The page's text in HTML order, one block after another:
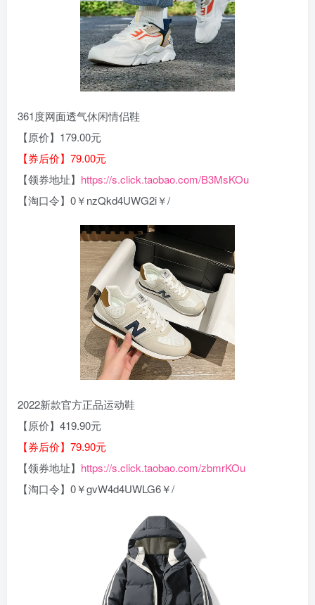
361度网面透气休闲情侣鞋
【原价】179.00元
【券后价】79.00元
【领券地址】 https://s.click.taobao.com/B3MsKOu
【淘口令】0￥nzQkd4UWG2i￥/
2022新款官方正品运动鞋
【原价】419.90元
【券后价】79.90元
【领券地址】 https://s.click.taobao.com/zbmrKOu
【淘口令】0￥gvW4d4UWLG6￥/